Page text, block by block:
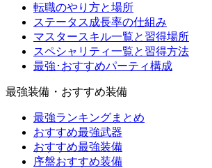
転職のやり方と場所
ステータス成長率の仕組み
マスタースキル一覧と習得場所
スペシャリティ一覧と習得方法
最強･おすすめパーティ構成
最強装備・おすすめ装備
最強ランキングまとめ
おすすめ最強武器
おすすめ最強装備
序盤おすすめ装備